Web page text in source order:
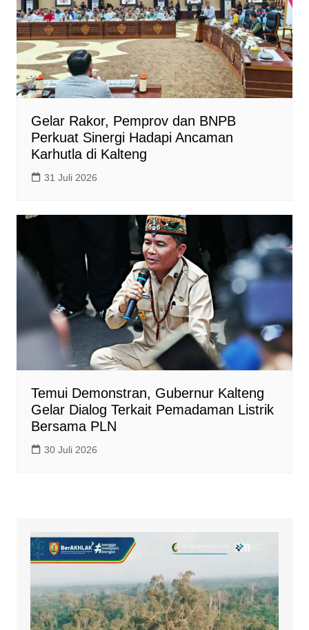
Gelar Rakor, Pemprov dan BNPB
Perkuat Sinergi Hadapi Ancaman
Karhutla di Kalteng
31 Juli 2026
Temui Demonstran, Gubernur Kalteng
Gelar Dialog Terkait Pemadaman Listrik
Bersama PLN
30 Juli 2026